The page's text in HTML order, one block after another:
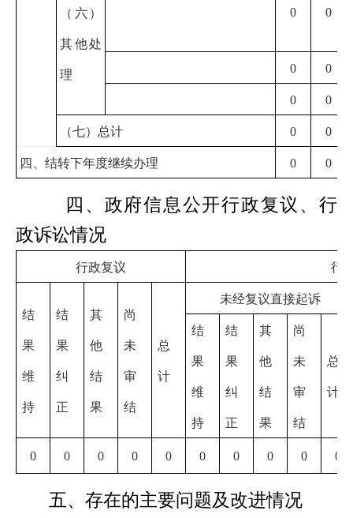
（六）
其他处
理
0 0
0 0
0 0
（七）总计 0 0
四、结转下年度继续办理 0 0
四、政府信息公开行政复议、行
政诉讼情况
行政复议 行
结
果
维
持
结
果
纠
正
其
他
结
果
尚
未
审
结
总
计
未经复议直接起诉
结
果
维
持
结
果
纠
正
其
他
结
果
尚
未
审
结
总
计
0 0 0 0 0 0 0 0 0 0
五、存在的主要问题及改进情况